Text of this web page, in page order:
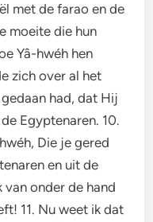
met de farao en de
moeite die hun
Yâ-hwéh hen
zich over al het
had, dat Hij
Egyptenaren. 10.
Die je gered
en uit de
onder de hand
11. Nu weet ik dat